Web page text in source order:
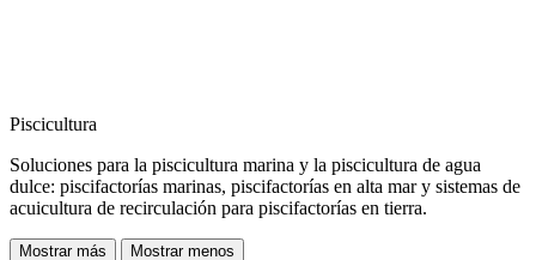
Piscicultura
Soluciones para la piscicultura marina y la piscicultura de agua
dulce: piscifactorías marinas, piscifactorías en alta mar y sistemas de
acuicultura de recirculación para piscifactorías en tierra.
Mostrar más Mostrar menos